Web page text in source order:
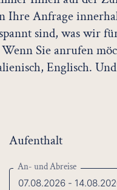
Ihre Anfrage
sind, was wir
Sie anrufen
Englisch.
Aufenthalt
An- und Abreise